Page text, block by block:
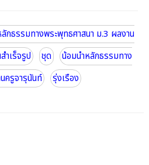
กธรรมทางพระพุทธศาสนา ม.3 ผลงาน
ำเร็จรูป ชุด
น้อมนำหลักธรรมทาง
ครูจารุนันท์ รุ่งเรือง